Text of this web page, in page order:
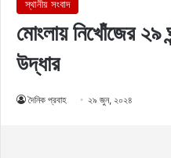
স্থানীয় সংবাদ
মোংলায় নিখোঁজের ২৯
উদ্ধার
দৈনিক প্রবাহ ২৯ জুন, ২০২৪